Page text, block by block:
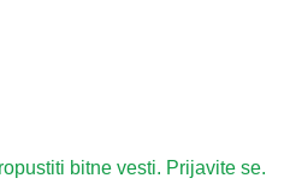
bitne vesti. Prijavite se.